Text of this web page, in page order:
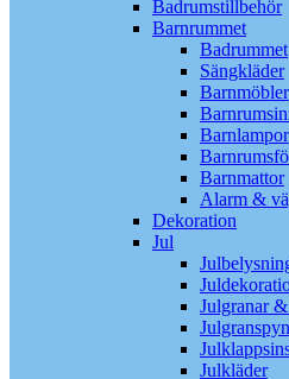
Badrumstillbehör
Barnrummet
Badrummet
Sängkläder
Barnmöbler
Barnlampor
Barnmattor
Alarm &
Dekoration
Jul
Julgranar
Julkläder